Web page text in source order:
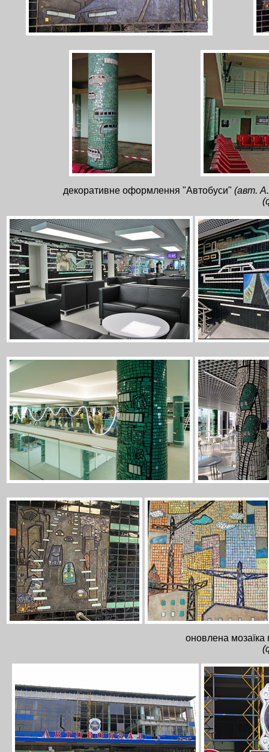
декоративне оформлення "Автобуси" (авт.
оновлена мозаїка